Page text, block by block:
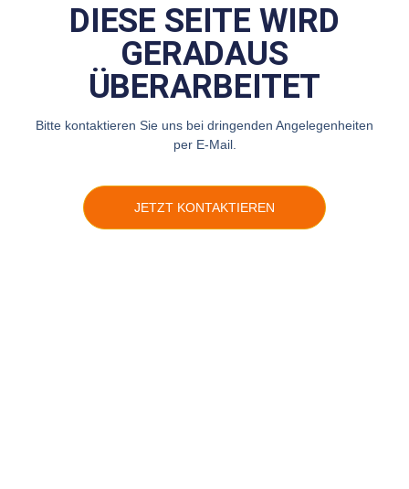
DIESE SEITE WIRD
GERADAUS
ÜBERARBEITET
Bitte kontaktieren Sie uns bei dringenden Angelegenheiten
per E-Mail.
JETZT KONTAKTIEREN